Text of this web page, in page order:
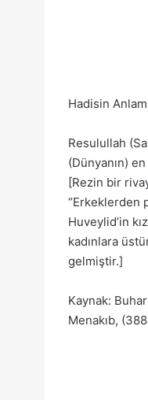
Hadisin
Resulullah
(Dünyanın)
[Rezin bir
“Erkeklerden
Huveylid’in
kadınlara
gelmiştir.]
Kaynak:
Menakıb,